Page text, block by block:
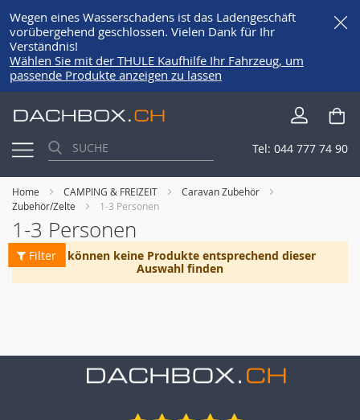
Wegen eines Wasserschadens ist das Ladengeschäft
vorübergehend geschlossen. Vielen Dank für Ihr
Verständnis!
Wählen Sie mit der THULE Kaufhilfe Ihr Fahrzeug, um
passende Produkte anzeigen zu lassen
zum
Tel: 044 777 74 90
Home CAMPING & FREIZEIT
Caravan Zubehör
Zubehör/Zelte
1-3 Personen
1-3 Personen
Wir können keine Produkte entsprechend dieser
Auswahl finden
Filter